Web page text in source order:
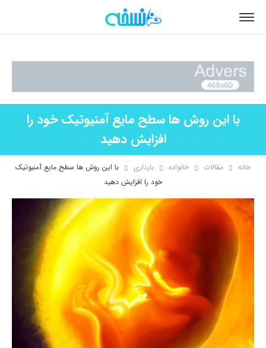
با این روش ها سطح مایع آمنیوتیک خود را
افزایش دهید
خانه مقالات خانواده بارداری
با این روش ها سطح مایع آمنیوتیک
خود را افزایش دهید